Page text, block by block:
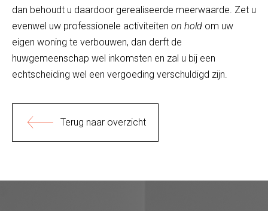
dan behoudt u daardoor gerealiseerde meerwaarde. Zet u
evenwel uw professionele activiteiten on hold om uw
eigen woning te verbouwen, dan derft de
huwgemeenschap wel inkomsten en zal u bij een
echtscheiding wel een vergoeding verschuldigd zijn.
Terug naar overzicht